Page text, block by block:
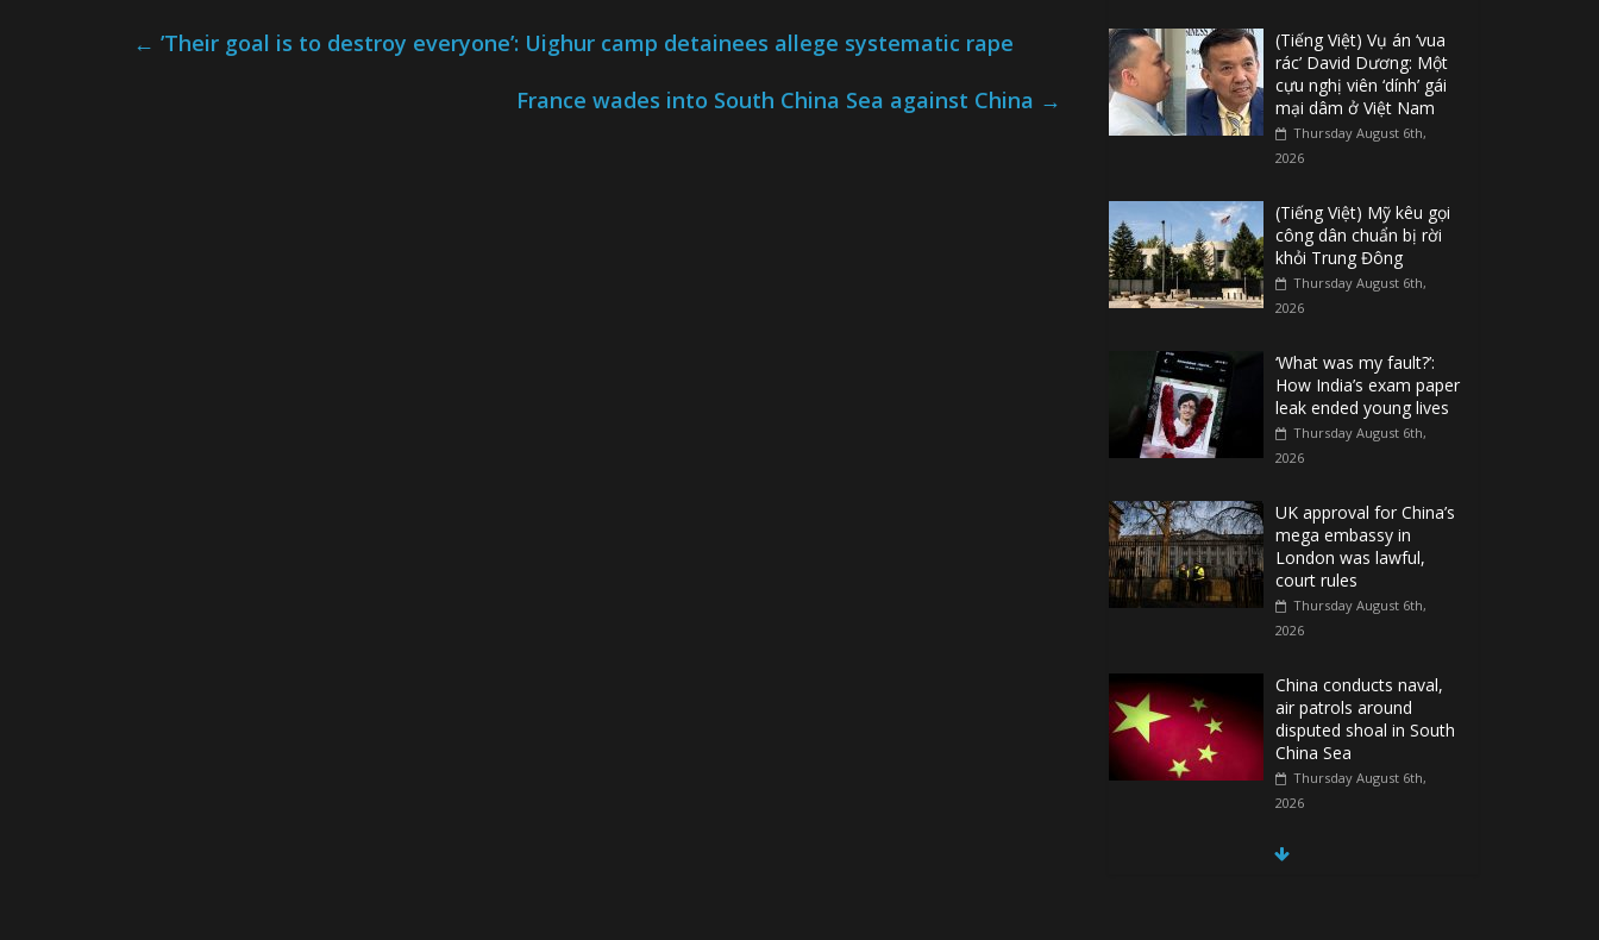
← ’Their goal is to destroy everyone’: Uighur camp detainees allege systematic rape
France wades into South China Sea against China →
(Tiếng Việt) Vụ án ‘vua
rác’ David Dương: Một
cựu nghị viên ‘dính’ gái
mại dâm ở Việt Nam
Thursday August 6th,
2026
(Tiếng Việt) Mỹ kêu gọi
công dân chuẩn bị rời
khỏi Trung Đông
Thursday August 6th,
2026
‘What was my fault?’:
How India’s exam paper
leak ended young lives
Thursday August 6th,
2026
UK approval for China’s
mega embassy in
London was lawful,
court rules
Thursday August 6th,
2026
China conducts naval,
air patrols around
disputed shoal in South
China Sea
Thursday August 6th,
2026
Spain Regains Control